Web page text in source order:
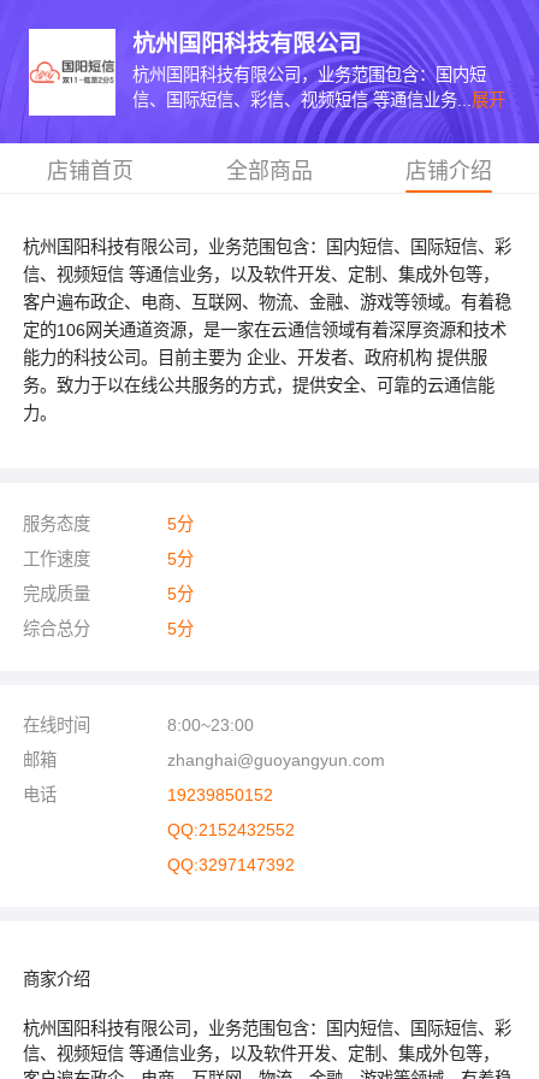
杭州国阳科技有限公司
杭州国阳科技有限公司，业务范围包含：国内短
信、国际短信、彩信、视频短信 等通信业务... 展开
店铺首页 全部商品 店铺介绍
杭州国阳科技有限公司，业务范围包含：国内短信、国际短信、彩
信、视频短信 等通信业务，以及软件开发、定制、集成外包等，
客户遍布政企、电商、互联网、物流、金融、游戏等领域。有着稳
定的106网关通道资源，是一家在云通信领域有着深厚资源和技术
能力的科技公司。目前主要为 企业、开发者、政府机构 提供服
务。致力于以在线公共服务的方式，提供安全、可靠的云通信能
力。
服务态度 5分
工作速度
5分
完成质量
5分
综合总分
5分
在线时间
8:00~23:00
邮箱
zhanghai@guoyangyun.com
电话
19239850152
QQ:2152432552
QQ:3297147392
商家介绍
杭州国阳科技有限公司，业务范围包含：国内短信、国际短信、彩
信、视频短信 等通信业务，以及软件开发、定制、集成外包等，